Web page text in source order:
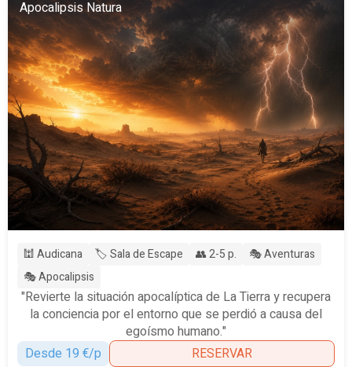
Apocalipsis Natura
🕍 Audicana 🏷️ Sala de Escape 👥 2-5 p.
🎭 Aventuras
🎭 Apocalipsis
"Revierte la situación apocalíptica de La Tierra y recupera
la conciencia por el entorno que se perdió a causa del
egoísmo humano."
Desde 19 €/p
RESERVAR